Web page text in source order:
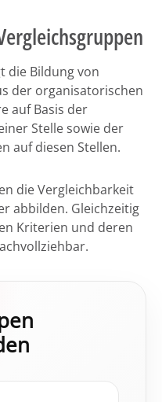
die Bildung von
der organisatorischen
auf Basis der
Stelle sowie der
auf diesen Stellen.
die Vergleichbarkeit
abbilden. Gleichzeitig
Kriterien und deren